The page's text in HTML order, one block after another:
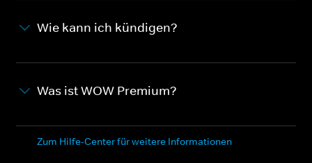
Wie kann ich kündigen?
Was ist WOW Premium?
Zum Hilfe-Center für weitere Informationen